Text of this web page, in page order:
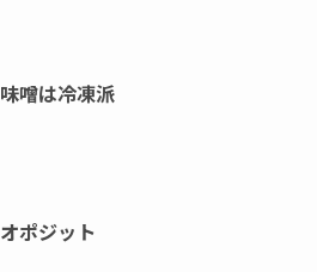
味噌は冷凍派
オポジット